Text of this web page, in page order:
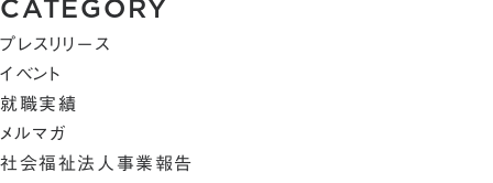
CATEGORY
プレスリリース
イベント
就職実績
メルマガ
社会福祉法人事業報告